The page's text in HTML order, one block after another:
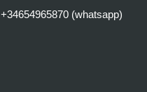
+34654965870 (whatsapp)